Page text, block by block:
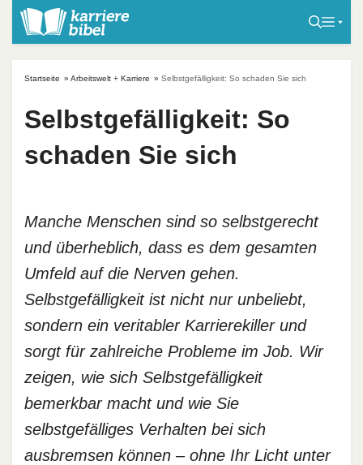
Startseite » Arbeitswelt + Karriere » Selbstgefälligkeit: So schaden Sie sich
Selbstgefälligkeit: So
schaden Sie sich
Manche Menschen sind so selbstgerecht
und überheblich, dass es dem gesamten
Umfeld auf die Nerven gehen.
Selbstgefälligkeit ist nicht nur unbeliebt,
sondern ein veritabler Karrierekiller und
sorgt für zahlreiche Probleme im Job. Wir
zeigen, wie sich Selbstgefälligkeit
bemerkbar macht und wie Sie
selbstgefälliges Verhalten bei sich
ausbremsen können – ohne Ihr Licht unter